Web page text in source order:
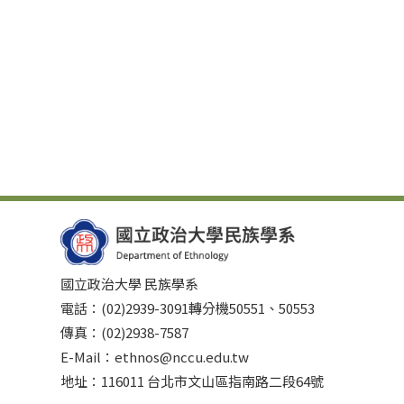
國立政治大學 民族學系
電話：(02)2939-3091轉分機50551、50553
傳真：(02)2938-7587
E-Mail：ethnos@nccu.edu.tw
地址：116011 台北市文山區指南路二段64號